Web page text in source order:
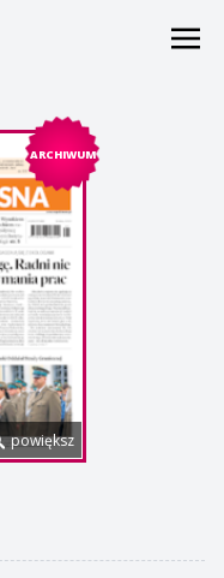
ARCHIWUM
powiększ